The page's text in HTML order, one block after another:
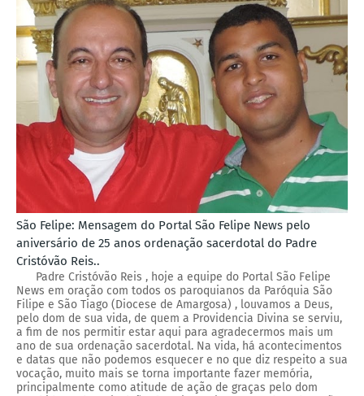
São Felipe: Mensagem do Portal São Felipe News pelo
aniversário de 25 anos ordenação sacerdotal do Padre
Cristóvão Reis..
Padre Cristóvão Reis , hoje a equipe do Portal São Felipe
News em oração com todos os paroquianos da Paróquia São
Filipe e São Tiago (Diocese de Amargosa) , louvamos a Deus,
pelo dom de sua vida, de quem a Providencia Divina se serviu,
a fim de nos permitir estar aqui para agradecermos mais um
ano de sua ordenação sacerdotal. Na vida, há acontecimentos
e datas que não podemos esquecer e no que diz respeito a sua
vocação, muito mais se torna importante fazer memória,
principalmente como atitude de ação de graças pelo dom